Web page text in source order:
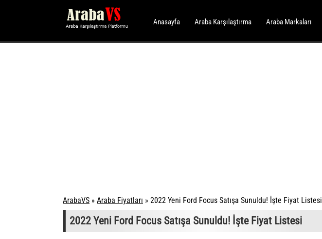
Anasayfa Araba Karşılaştırma Araba Markaları
ArabaVS » Araba Fiyatları » 2022 Yeni Ford Focus Satışa Sunuldu! İşte Fiyat Listesi
2022 Yeni Ford Focus Satışa Sunuldu! İşte Fiyat Listesi